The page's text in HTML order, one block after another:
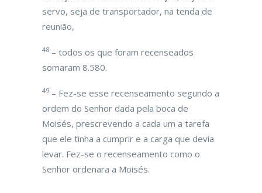
servo, seja de transportador, na tenda de
reunião,
48 – todos os que foram recenseados
somaram 8.580.
49 – Fez-se esse recenseamento segundo a
ordem do Senhor dada pela boca de
Moisés, prescrevendo a cada um a tarefa
que ele tinha a cumprir e a carga que devia
levar. Fez-se o recenseamento como o
Senhor ordenara a Moisés.